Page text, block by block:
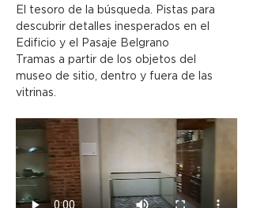
El tesoro de la búsqueda. Pistas para
descubrir detalles inesperados en el
Edificio y el Pasaje Belgrano
Tramas a partir de los objetos del
museo de sitio, dentro y fuera de las
vitrinas.